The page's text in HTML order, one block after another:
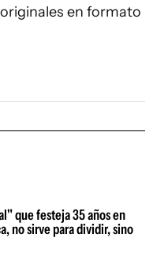
en formato
que festeja 35 años en
no sirve para dividir, sino